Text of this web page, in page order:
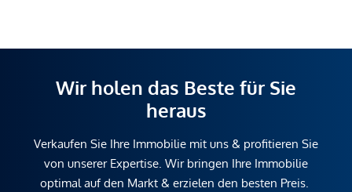
Wir holen das Beste für Sie
heraus
Verkaufen Sie Ihre Immobilie mit uns & profitieren Sie
von unserer Expertise. Wir bringen Ihre Immobilie
optimal auf den Markt & erzielen den besten Preis.